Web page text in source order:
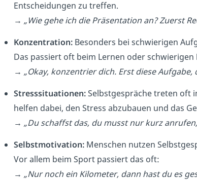
Entscheidungen zu treffen.
→ „Wie gehe ich die Präsentation an? Zuerst
Konzentration: Besonders bei schwierigen
Das passiert oft beim Lernen oder
→ „Okay, konzentrier dich. Erst diese Aufgabe,
Stresssituationen:Selbstgespräche treten oft
helfen dabei, den Stress abzubauen und das
→ „Du schaffst das, du musst nur kurz
Selbstmotivation: Menschen nutzen
Vor allem beim Sport passiert das oft:
→ „Nur noch ein Kilometer, dann hast du es